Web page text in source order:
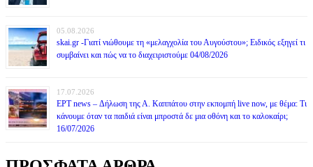
05.08.2026
skai.gr -Γιατί νιώθουμε τη «μελαγχολία του Αυγούστου»; Ειδικός εξηγεί τι
συμβαίνει και πώς να το διαχειριστούμε 04/08/2026
17.07.2026
ΕΡΤ news – Δήλωση της Α. Καππάτου στην εκπομπή live now, με θέμα: Τι
κάνουμε όταν τα παιδιά είναι μπροστά δε μια οθόνη και το καλοκαίρι;
16/07/2026